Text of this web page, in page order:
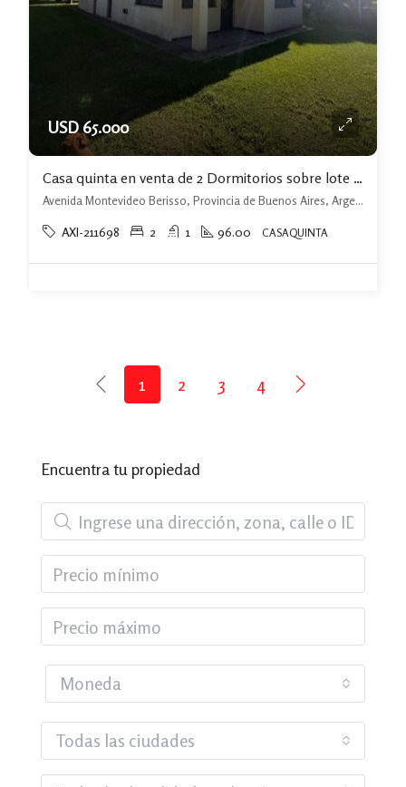
USD 65.000
Casa quinta en venta de 2 Dormitorios sobre lote 20 x 48,25 Berisso Las Talas
Avenida Montevideo Berisso, Provincia de Buenos Aires, Argentina, Berisso, Berisso
AXI-211698 2 1 96.00 CASAQUINTA
1 2 3 4
Encuentra tu propiedad
Moneda
Todas las ciudades